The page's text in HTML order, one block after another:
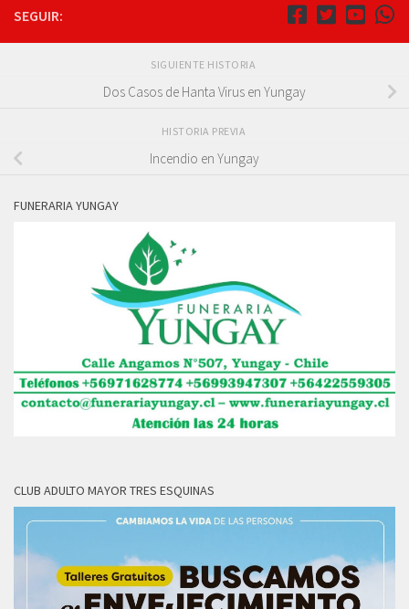
SEGUIR:
SIGUIENTE HISTORIA
Dos Casos de Hanta Virus en Yungay
HISTORIA PREVIA
Incendio en Yungay
FUNERARIA YUNGAY
CLUB ADULTO MAYOR TRES ESQUINAS